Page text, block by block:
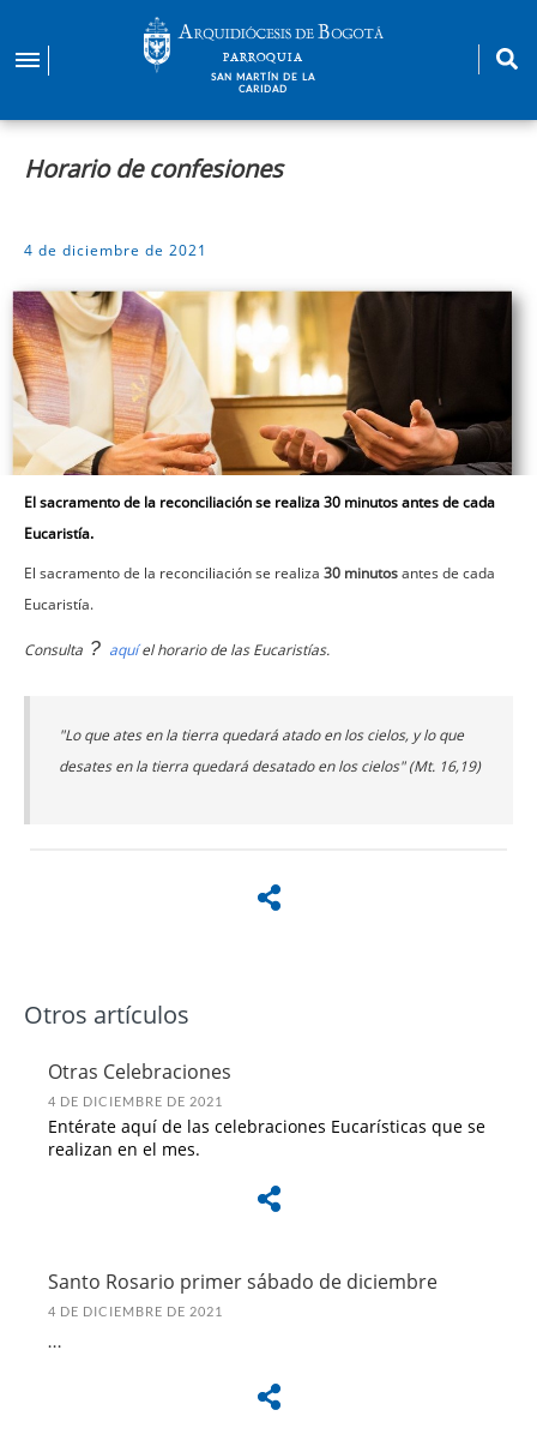
contenido
PARROQUIA
SAN MARTÍN DE LA
CARIDAD
Horario de confesiones
4 de diciembre de 2021
El sacramento de la reconciliación se realiza 30 minutos antes de cada
Eucaristía.
El sacramento de la reconciliación se realiza 30 minutosantes de cada
Eucaristía.
Consulta ? aquíel horario de las Eucaristías.
"Lo que ates en la tierra quedará atado en los cielos, y lo que
desates en la tierra quedará desatado en los cielos" (Mt. 16,19)
Otros artículos
Otras Celebraciones
4 DE DICIEMBRE DE 2021
Entérate aquí de las celebraciones Eucarísticas que se
realizan en el mes.
Santo Rosario primer sábado de diciembre
4 DE DICIEMBRE DE 2021
...